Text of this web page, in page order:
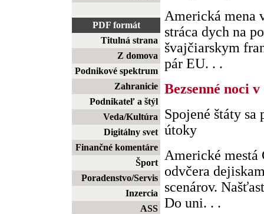
PDF formát
Titulná strana
Z domova
Podnikové spektrum
Zahranicie
Podnikateľ a štýl
Veda/Kultúra
Digitálny svet
Finančné komentáre
Šport
Poradenstvo/Servis
Inzercia
ASS
Americká mena
stráca dych na
švajčiarskym
pár EU. . .
Bezsenné noci
Spojené štáty
útoky
Americké mestá
odvčera
scenárov.
Do uni. . .